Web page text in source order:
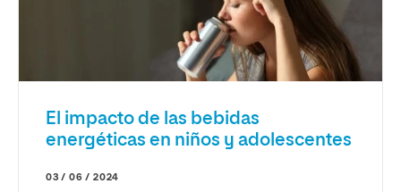
El impacto de las bebidas
energéticas en niños y adolescentes
03 / 06 / 2024